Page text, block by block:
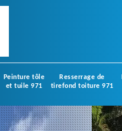
Peinture tôle
et tuile 971
Resserrage de
tirefond toiture 971